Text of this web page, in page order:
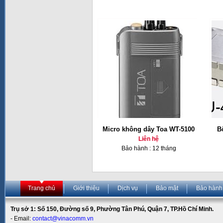
Micro không dây Toa WT-5100
Liên hệ
Bảo hành : 12 tháng
Trang chủ Giới thiệu Dịch vụ Bảo mật Bảo hành
Trụ sở 1: Số 150, Đường số 9, Phường Tân Phú, Quận 7, TP.Hồ Chí Minh.
- Email: contact@vinacomm.vn